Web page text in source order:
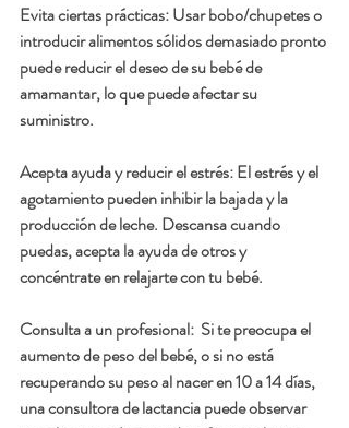
Evita ciertas prácticas: Usar bobo/chupetes o
introducir alimentos sólidos demasiado pronto
puede reducir el deseo de su bebé de
amamantar, lo que puede afectar su
suministro.
Acepta ayuda y reducir el estrés: El estrés y el
agotamiento pueden inhibir la bajada y la
producción de leche. Descansa cuando
puedas, acepta la ayuda de otros y
concéntrate en relajarte con tu bebé.
Consulta a un profesional:  Si te preocupa el
aumento de peso del bebé, o si no está
recuperando su peso al nacer en 10 a 14 días,
una consultora de lactancia puede observar